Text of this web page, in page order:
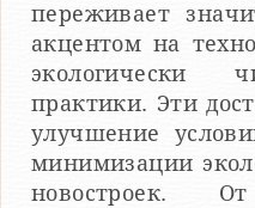
переживает
акцентом на
экологически
практики. Эти
улучшение
минимизации
новостроек. От